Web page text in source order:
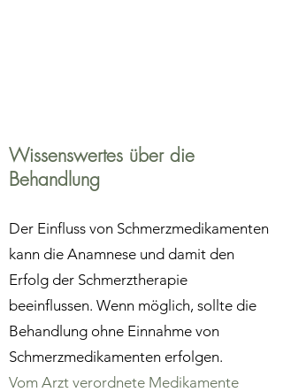
Wissenswertes über die
Behandlung
Der Einfluss von Schmerzmedikamenten
kann die Anamnese und damit den
Erfolg der Schmerztherapie
beeinflussen. Wenn möglich, sollte die
Behandlung ohne Einnahme von
Schmerzmedikamenten erfolgen.
Vom Arzt verordnete Medikamente